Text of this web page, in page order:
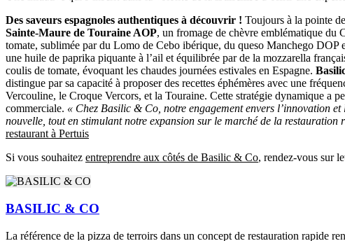
Des saveurs espagnoles authentiques à découvrir ! Toujours à la pointe
Sainte-Maure de Touraine AOP, un fromage de chèvre emblématique du
tomate, sublimée par du Lomo de Cebo ibérique, du queso Manchego DOP
une huile de paprika piquante à l’ail et équilibrée par de la mozzarella
coulis de tomate, évoquant les chaudes journées estivales en Espagne.
distingue par sa capacité à proposer des recettes éphémères avec une
Vercouline, le Croque Vercors, et la Touraine. Cette stratégie dynamique a
commerciale. « Chez Basilic & Co, notre engagement envers l’innovation
nouvelle, tout en stimulant notre expansion sur le marché de la restauration
restaurant à Pertuis
Si vous souhaitez entreprendre aux côtés de Basilic & Co, rendez-vous sur
BASILIC & CO
La référence de la pizza de terroirs dans un concept de restauration rapide